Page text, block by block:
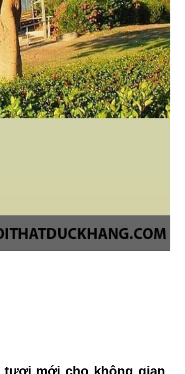
mới cho không gian